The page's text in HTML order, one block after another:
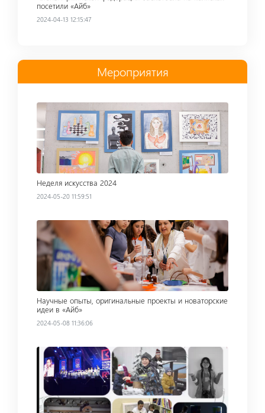
посетили «Айб»
2024-04-13 12:15:47
Мероприятия
Read more
Неделя искусства 2024
2024-05-20 11:59:51
Read more
Научные опыты, оригинальные проекты и новаторские
идеи в «Айб»
2024-05-08 11:36:06
Read more